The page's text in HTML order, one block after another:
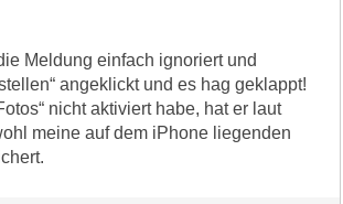
Meldung einfach ignoriert und
angeklickt und es hag geklappt!
nicht aktiviert habe, hat er laut
meine auf dem iPhone liegenden